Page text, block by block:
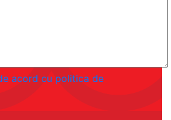
acord cu politica de